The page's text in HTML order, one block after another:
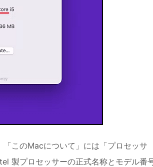
このMacについて」には「プロセッサ
製プロセッサーの正式名称とモデル番